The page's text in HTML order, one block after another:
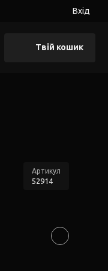
Вхід
Твій кошик
Артикул
52914